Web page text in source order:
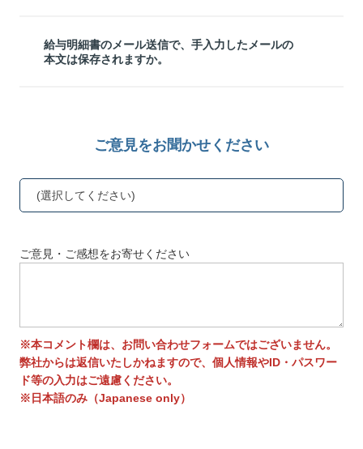
給与明細書のメール送信で、手入力したメールの
本文は保存されますか。
ご意見をお聞かせください
(選択してください)
ご意見・ご感想をお寄せください
※本コメント欄は、お問い合わせフォームではございません。
弊社からは返信いたしかねますので、個人情報やID・パスワー
ド等の入力はご遠慮ください。
※日本語のみ（Japanese only）